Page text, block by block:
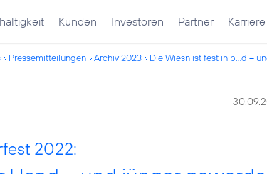
Kunden Investoren Partner Karriere
Pressemitteilungen Archiv 2023 Die Wiesn ist fest in b...d –
2022: